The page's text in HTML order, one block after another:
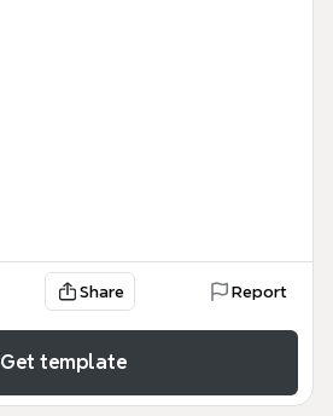
Share Report
Get template